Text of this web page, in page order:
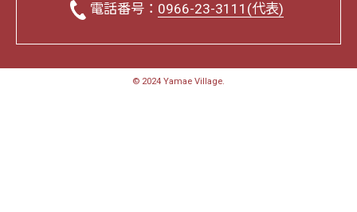
電話番号： 0966-23-3111(代表)
© 2024 Yamae Village.